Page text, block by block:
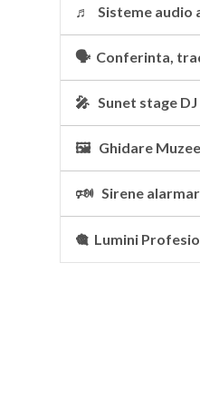
♬ Sisteme audio
🗣 Conferinta,
🎤 Sunet stage DJ
🖼 Ghidare Muzee
🕬 Sirene
🎕 Lumini